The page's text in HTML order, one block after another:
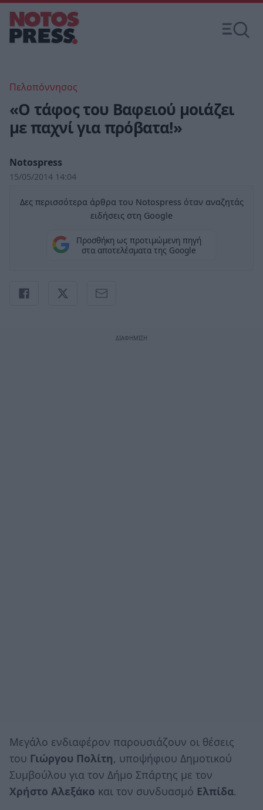
Πελοπόννησος
«Ο τάφος του Βαφειού μοιάζει
με παχνί για πρόβατα!»
Notospress
15/05/2014 14:04
Δες περισσότερα άρθρα του Notospress όταν αναζητάς
ειδήσεις στη Google
Προσθήκη ως προτιμώμενη πηγή
στα αποτελέσματα της Google
Μεγάλο ενδιαφέρον παρουσιάζουν οι θέσεις
του Γιώργου Πολίτη, υποψήφιου Δημοτικού
Συμβούλου για τον Δήμο Σπάρτης με τον
Χρήστο Αλεξάκο και τον συνδυασμό Ελπίδα.